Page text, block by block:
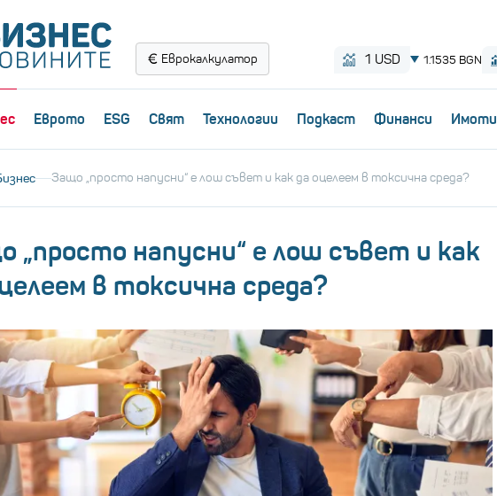
Еврокалкулатор
Еврото ESG Свят Технологии Пoдкаст Финанси Имоти
Защо „просто напусни“ е лош съвет и как да оцелеем в токсична среда?
„просто напусни“ е лош съвет и как
в токсична среда?